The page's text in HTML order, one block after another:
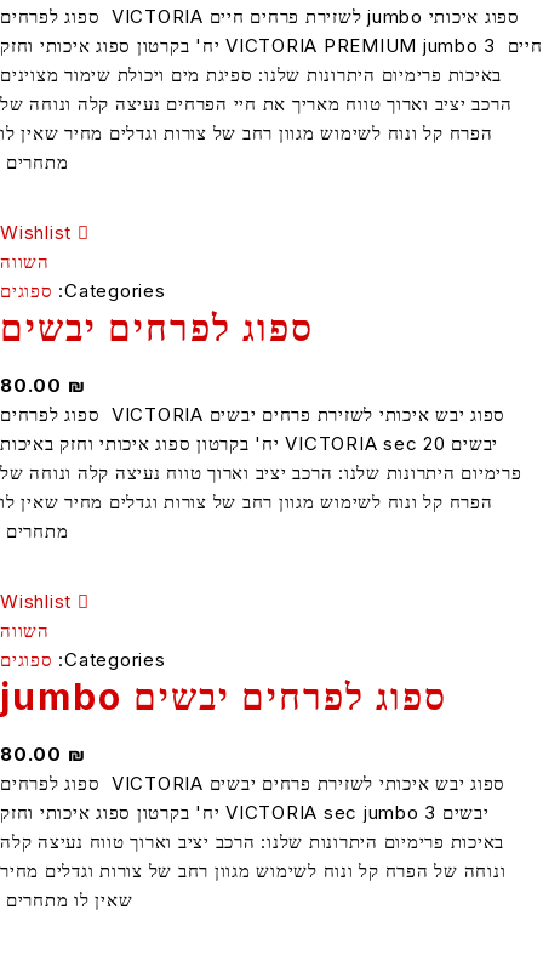
ספוג איכותי jumbo לשזירת פרחים חיים VICTORIA ספוג לפרחים
חיים VICTORIA PREMIUM jumbo 3 יח' בקרטון ספוג איכותי וחזק
פרימיום היתרונות שלנו: ספיגת מים ויכולת שימור מצוינים
יציב וארוך טווח מאריך את חיי הפרחים נעיצה קלה ונוחה של
הפרח קל ונוח לשימוש מגוון רחב של צורות וגדלים מחיר שאין לו
מתחרים
Wishlist
השווה
Categories: ספוגים
ספוג לפרחים יבשים
80.00
ספוג יבש איכותי לשזירת פרחים יבשים VICTORIA ספוג לפרחים
יבשים VICTORIA sec 20 יח' בקרטון ספוג איכותי וחזק באיכות
היתרונות שלנו: הרכב יציב וארוך טווח נעיצה קלה ונוחה של
הפרח קל ונוח לשימוש מגוון רחב של צורות וגדלים מחיר שאין לו
מתחרים
Wishlist
השווה
Categories: ספוגים
ספוג לפרחים יבשים jumbo
80.00
ספוג יבש איכותי לשזירת פרחים יבשים VICTORIA ספוג לפרחים
יבשים VICTORIA sec jumbo 3 יח' בקרטון ספוג איכותי וחזק
פרימיום היתרונות שלנו: הרכב יציב וארוך טווח נעיצה קלה
של הפרח קל ונוח לשימוש מגוון רחב של צורות וגדלים מחיר
שאין לו מתחרים